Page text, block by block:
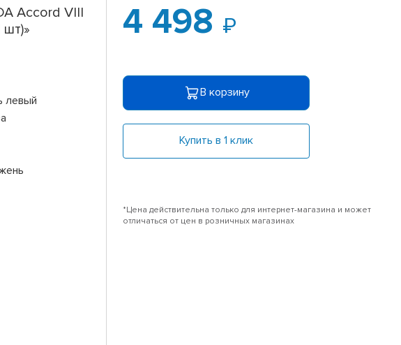
Accord VIII
левый
4 498
В корзину
Купить в 1 клик
*Цена действительна только для интернет-магазина и может
отличаться от цен в розничных магазинах